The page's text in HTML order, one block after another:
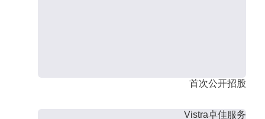
首次公开招股
Vistra卓佳服务